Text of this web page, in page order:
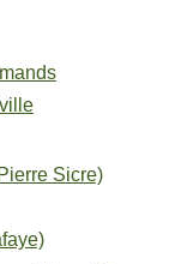
Sicre)